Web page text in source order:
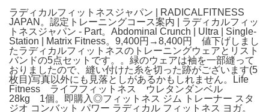
ラディカルフィットネスジャパン | RADICALFITNESS
JAPAN。認定トレーニングコース案内 | ラディカルフィッ
トネスジャパン - Part。Abdominal Crunch | Ultra | Single-
Station | Matrix Fitness。9,400円→8,400円 値下げしまし
たラディカルフィットネスのトレーニングウェアとリスト
バンドの5点セットです。。緑のウェアは袖を一部縫って
おりましたので、縫い付けた糸を切った跡がございます(5
枚目)写真以外にも見落としがあるかもしれません。Life
Fitness ライフフィットネス ウレタンダンベル
28kg 1個。即購入◎フィットネス ジム トレーナー スタ
ジオ コンバット パワー ラディカル フィットネス ヨガ。